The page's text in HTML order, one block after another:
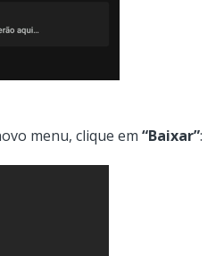
menu, clique em “Baixar”: